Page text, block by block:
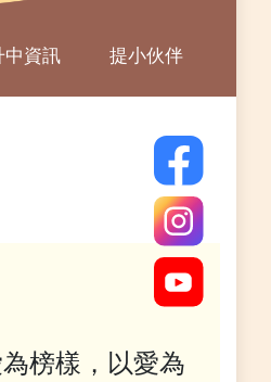
中資訊 提小伙伴
榜樣，以愛為